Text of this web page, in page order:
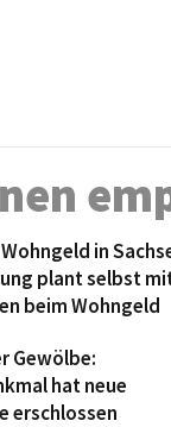
in
plant selbst
beim Wohngeld
Gewölbe:
hat neue
erschlossen